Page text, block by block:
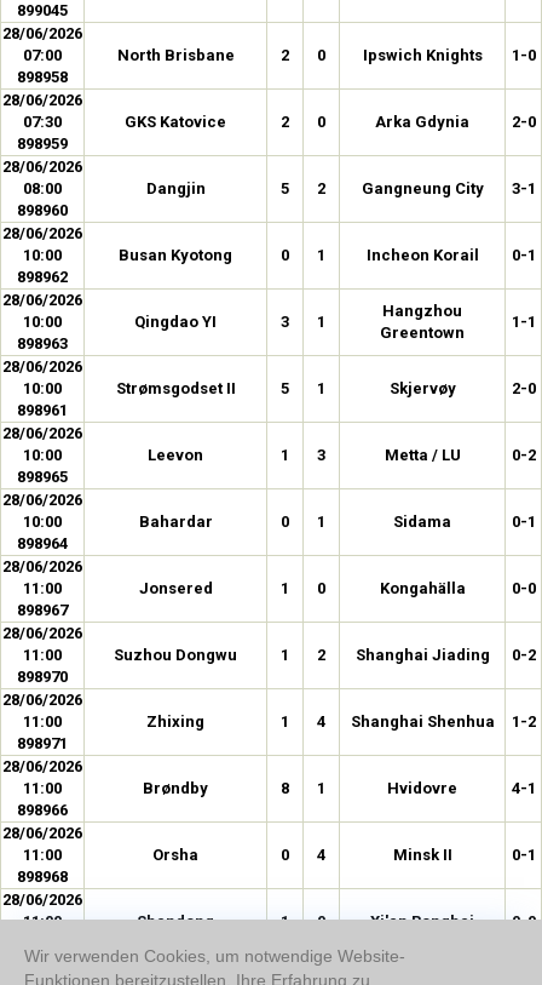
899045
28/06/2026
07:00
898958
North Brisbane 2 0 Ipswich Knights 1-0
28/06/2026
07:30
898959
GKS Katovice 2 0 Arka Gdynia 2-0
28/06/2026
08:00
898960
Dangjin 5 2 Gangneung City 3-1
28/06/2026
10:00
898962
Busan Kyotong 0 1 Incheon Korail 0-1
28/06/2026
10:00
898963
Qingdao YI 3 1
Hangzhou
Greentown
1-1
28/06/2026
10:00
898961
Strømsgodset II 5 1 Skjervøy 2-0
28/06/2026
10:00
898965
Leevon 1 3 Metta / LU 0-2
28/06/2026
10:00
898964
Bahardar 0 1 Sidama 0-1
28/06/2026
11:00
898967
Jonsered 1 0 Kongahälla 0-0
28/06/2026
11:00
898970
Suzhou Dongwu 1 2 Shanghai Jiading 0-2
28/06/2026
11:00
898971
Zhixing 1 4 Shanghai Shenhua 1-2
28/06/2026
11:00
898966
Brøndby 8 1 Hvidovre 4-1
28/06/2026
11:00
898968
Orsha 0 4 Minsk II 0-1
28/06/2026
11:00
Shandong 1 0 Xi'an Ronghai 0-0
28/06/2026
Wir verwenden Cookies, um notwendige Website-
Funktionen bereitzustellen, Ihre Erfahrung zu